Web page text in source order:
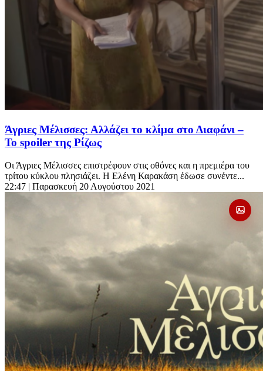
Άγριες Μέλισσες: Αλλάζει το κλίμα στο Διαφάνι –
Το spoiler της Ρίζως
Οι Άγριες Μέλισσες επιστρέφουν στις οθόνες και η πρεμιέρα του
τρίτου κύκλου πλησιάζει. Η Ελένη Καρακάση έδωσε συνέντε...
22:47 | Παρασκευή 20 Αυγούστου 2021